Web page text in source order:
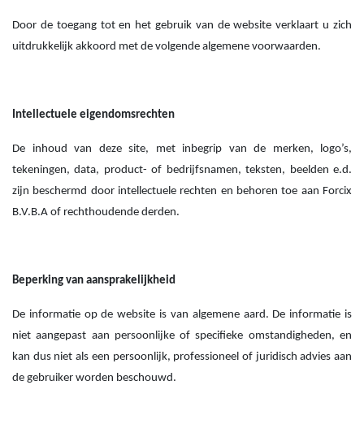
Door de toegang tot en het gebruik van de website verklaart u zich
uitdrukkelijk akkoord met de volgende algemene voorwaarden.
Intellectuele eigendomsrechten
De inhoud van deze site, met inbegrip van de merken, logo’s,
tekeningen, data, product- of bedrijfsnamen, teksten, beelden e.d.
zijn beschermd door intellectuele rechten en behoren toe aan Forcix
B.V.B.A of rechthoudende derden.
Beperking van aansprakelijkheid
De informatie op de website is van algemene aard. De informatie is
niet aangepast aan persoonlijke of specifieke omstandigheden, en
kan dus niet als een persoonlijk, professioneel of juridisch advies aan
de gebruiker worden beschouwd.